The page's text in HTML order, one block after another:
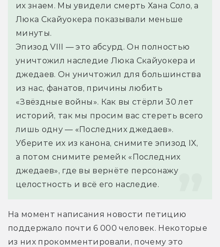
их знаем. Мы увидели смерть Хана Соло, а
Люка Скайуокера показывали меньше
минуты.
Эпизод VIII — это абсурд. Он полностью
уничтожил наследие Люка Скайуокера и
джедаев. Он уничтожил для большинства
из нас, фанатов, причины любить
«Звёздные войны». Как вы стёрли 30 лет
историй, так мы просим вас стереть всего
лишь одну — «Последних джедаев».
Уберите их из канона, снимите эпизод IX,
а потом снимите ремейк «Последних
джедаев», где вы вернёте персонажу
целостность и всё его наследие.
На момент написания новости петицию
поддержало почти 6 000 человек. Некоторые
из них прокомментировали, почему это